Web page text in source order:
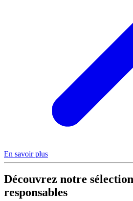
En savoir plus
Découvrez notre
responsables